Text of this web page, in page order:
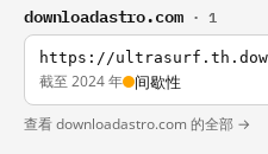
downloadastro.com · 1
https://
截至 2024 年 间歇性
查看 downloadastro.com 的全部 →